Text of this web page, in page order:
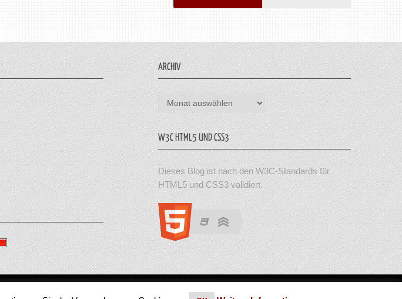
ARCHIV
Archiv
W3C HTML5 UND CSS3
Dieses Blog ist nach den W3C-Standards für
HTML5 und CSS3 validiert.
Alle Rechte vorbehalten. Theme von MyThemeShop. Impressum